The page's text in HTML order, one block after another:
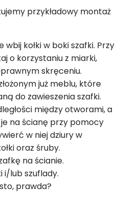
przykładowy montaż
kołki w boki szafki. Przy
o korzystaniu z miarki,
skręceniu.
już meblu, które
do zawieszenia szafki.
między otworami, a
na ścianę przy pomocy
w niej dziury w
oraz śruby.
na ścianie.
i/lub szuflady.
prawda?